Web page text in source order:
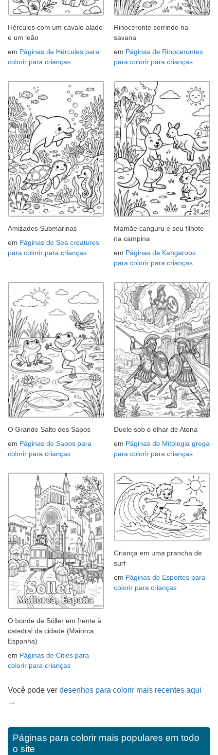
Hércules com um cavalo alado
e um leão
em Páginas de Hércules para
colorir para crianças
Rinoceronte sorrindo na
savana
em Páginas de Rinocerontes
para colorir para crianças
Amizades Submarinas
em Páginas de Sea creatures
para colorir para crianças
Mamãe canguru e seu filhote
na campina
em Páginas de Kangaroos
para colorir para crianças
O Grande Salto dos Sapos
em Páginas de Sapos para
colorir para crianças
Duelo sob o olhar de Atena
em Páginas de Mitologia grega
para colorir para crianças
O bonde de Sóller em frente à
catedral da cidade (Maiorca,
Espanha)
em Páginas de Cities para
colorir para crianças
Criança em uma prancha de
surf
em Páginas de Esportes para
colorir para crianças
Você pode ver desenhos para colorir mais recentes aqui
→
Páginas para colorir mais populares em todo
o site